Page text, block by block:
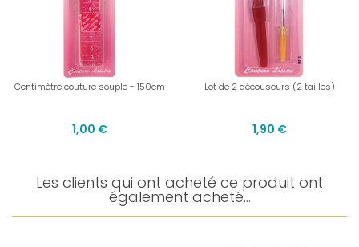
Centimètre couture souple - 150cm
1,00 €
Lot de 2 découseurs (2 tailles)
1,90 €
Les clients qui ont acheté ce produit ont
également acheté...